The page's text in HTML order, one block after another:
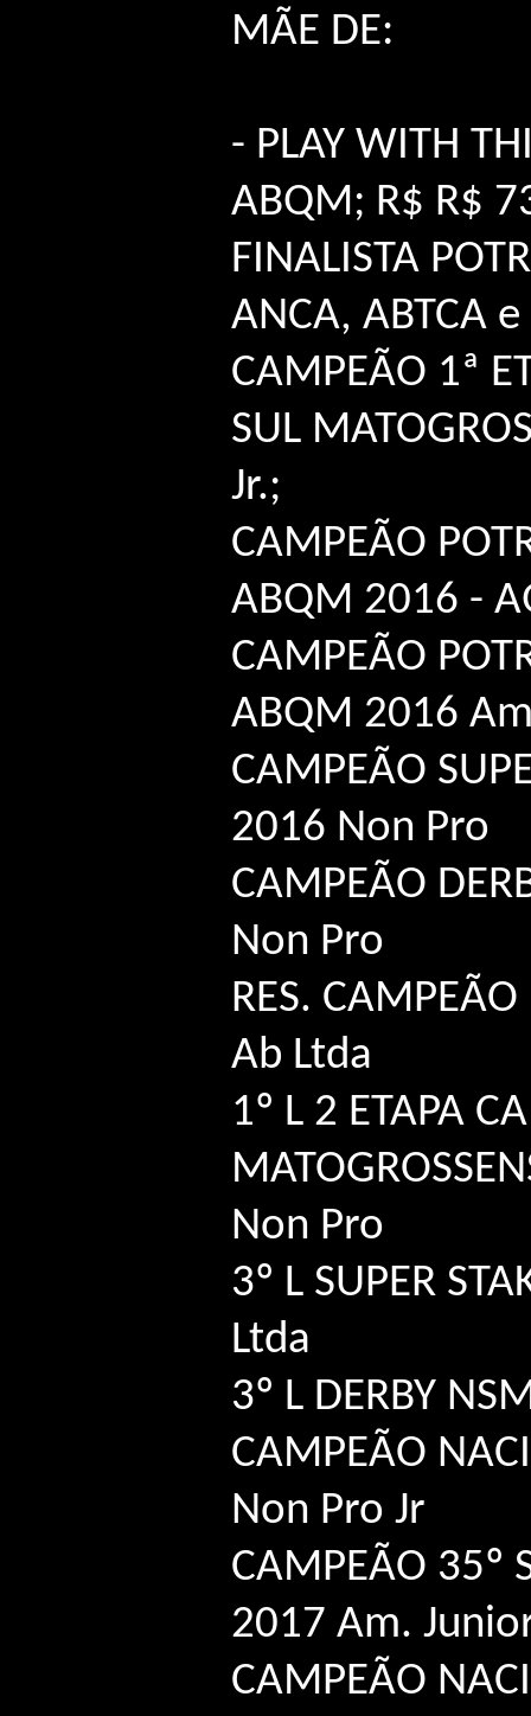
MÃE DE:
- PLAY WITH
ABQM; R$ R$
FINALISTA
ANCA, ABTCA
CAMPEÃO 1ª
SUL
Jr.;
CAMPEÃO
ABQM 2016 -
CAMPEÃO
ABQM 2016
CAMPEÃO
2016 Non Pro
CAMPEÃO
Non Pro
RES.
Ab Ltda
1º L 2 ETAPA
Non Pro
3º L SUPER
Ltda
3º L DERBY
CAMPEÃO
Non Pro Jr
CAMPEÃO 35º
2017 Am.
CAMPEÃO